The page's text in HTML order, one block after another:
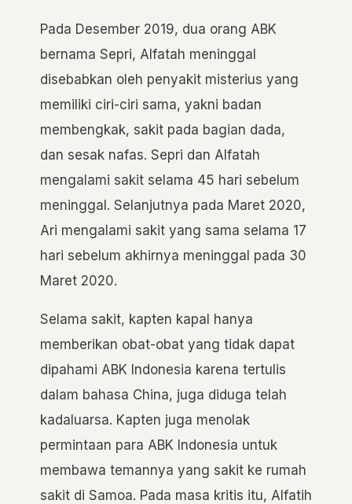
Pada Desember 2019, dua orang ABK
bernama Sepri, Alfatah meninggal
disebabkan oleh penyakit misterius yang
memiliki ciri-ciri sama, yakni badan
membengkak, sakit pada bagian dada,
dan sesak nafas. Sepri dan Alfatah
mengalami sakit selama 45 hari sebelum
meninggal. Selanjutnya pada Maret 2020,
Ari mengalami sakit yang sama selama 17
hari sebelum akhirnya meninggal pada 30
Maret 2020.
Selama sakit, kapten kapal hanya
memberikan obat-obat yang tidak dapat
dipahami ABK Indonesia karena tertulis
dalam bahasa China, juga diduga telah
kadaluarsa. Kapten juga menolak
permintaan para ABK Indonesia untuk
membawa temannya yang sakit ke rumah
sakit di Samoa. Pada masa kritis itu, Alfatih